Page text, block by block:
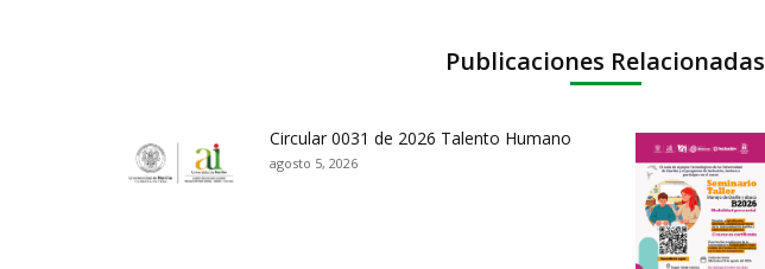
Publicaciones Relacionadas
Circular 0031 de 2026 Talento Humano
agosto 5, 2026